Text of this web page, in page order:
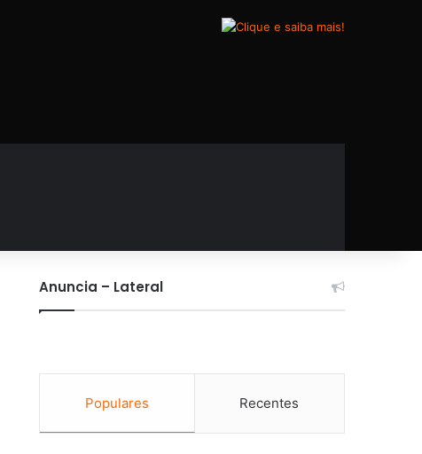
Anuncia – Lateral
Populares Recentes